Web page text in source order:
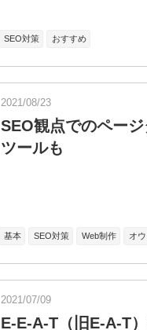
SEO対策 おすすめ
2021/08/23
SEO観点でのペー
ツールも
基本 SEO対策 Web制作 オ
2021/07/09
E-E-A-T（旧E-A-T